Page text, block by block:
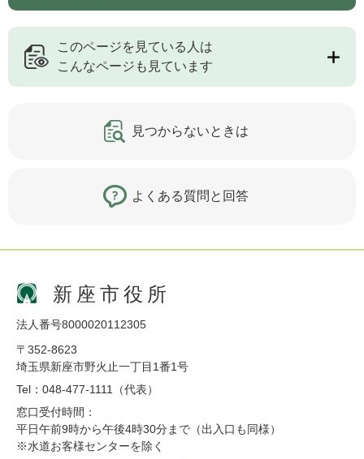
このページを見ている人は
こんなページも見ています
見つからないときは
よくある質問と回答
新座市役所
法人番号8000020112305
〒352-8623
埼玉県新座市野火止一丁目1番1号
Tel：048-477-1111（代表）
窓口受付時間：
平日午前9時から午後4時30分まで（出入口も同様）
※水道お客様センターを除く